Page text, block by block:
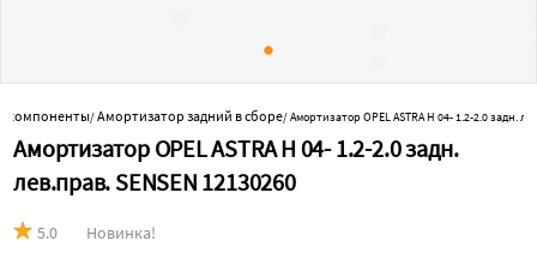
компоненты/Амортизатор задний в сборе/Амортизатор OPEL ASTRA H 04- 1.2-2.0 задн.
Амортизатор OPEL ASTRA H 04- 1.2-2.0 задн.
лев.прав. SENSEN 12130260
5.0 Новинка!